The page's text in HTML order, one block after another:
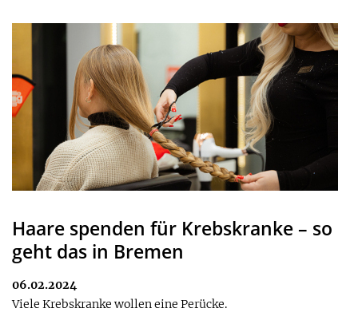
Haare spenden für Krebskranke – so
geht das in Bremen
06.02.2024
Viele Krebskranke wollen eine Perücke.